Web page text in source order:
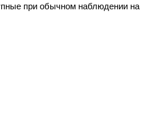
при обычном наблюдении на